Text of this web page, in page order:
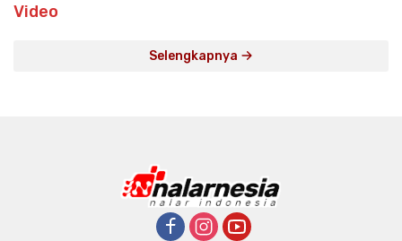
Video
Selengkapnya